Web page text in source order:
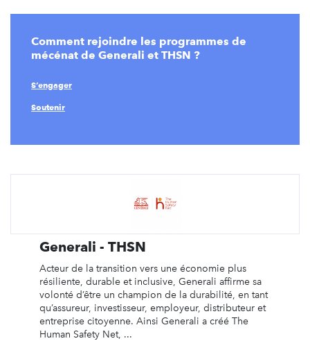
Comment rejoindre les programmes de
mécénat de Generali et THSN ?
S’engager
Soutenir
Generali - THSN
Acteur de la transition vers une économie plus
résiliente, durable et inclusive, Generali affirme sa
volonté d’être un champion de la durabilité, en tant
qu’assureur, investisseur, employeur, distributeur et
entreprise citoyenne. Ainsi Generali a créé The
Human Safety Net, ...